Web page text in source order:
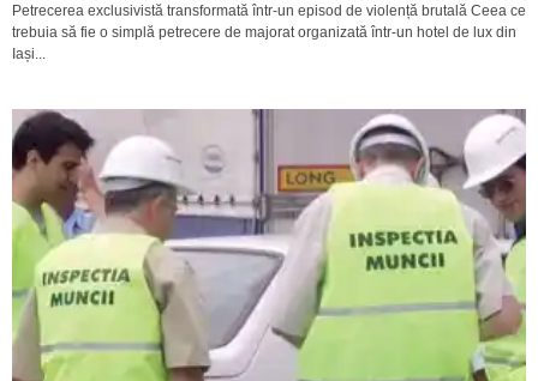
Petrecerea exclusivistă transformată într-un episod de violență brutală Ceea ce
trebuia să fie o simplă petrecere de majorat organizată într-un hotel de lux din
Iași...